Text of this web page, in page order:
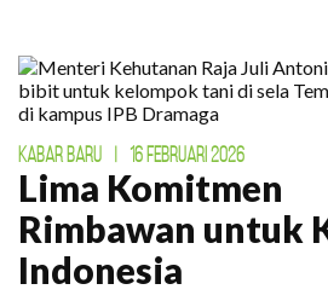
KABAR BARU 16 FEBRUARI 2026
Lima Komitmen
Rimbawan untuk
Indonesia